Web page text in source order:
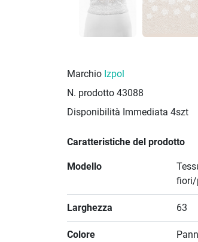
Marchio Izpol
N. prodotto 43088
Disponibilità Immediata 4szt
Caratteristiche del prodotto
Modello
fiori/
Larghezza 63
Colore